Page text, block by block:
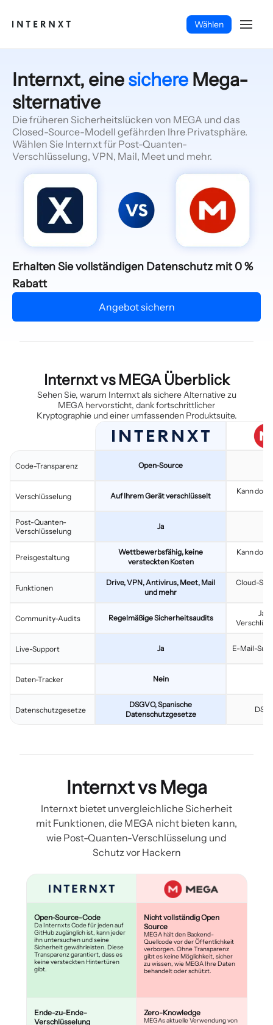
Wählen
Deutsch (DE)
Internxt, einesichere Mega-
slternative
Die früheren Sicherheitslücken von MEGA und das
Closed-Source-Modell gefährden Ihre Privatsphäre.
Wählen Sie Internxt für Post-Quanten-
Verschlüsselung, VPN, Mail, Meet und mehr.
Erhalten Sie vollständigen Datenschutz mit 0 %
Rabatt
Angebot sichern
Internxt vs MEGA Überblick
Sehen Sie, warum Internxt als sichere Alternative zu
MEGA hervorsticht, dank fortschrittlicher
Kryptographie und einer umfassenden Produktsuite.
Code-Transparenz
Verschlüsselung
Post-Quanten-
Verschlüsselung
Preisgestaltung
Funktionen
Community-Audits
Live-Support
Daten-Tracker
Datenschutzgesetze
Open-Source
Auf Ihrem Gerät verschlüsselt
Kann
Ja
Wettbewerbsfähig, keine
versteckten Kosten
Kann
Drive, VPN, Antivirus, Meet, Mail
und mehr
Cloud-
Regelmäßige Sicherheitsaudits
Ja,
Ja E-Mail-
Nein
DSGVO, Spanische
Datenschutzgesetze
Internxt vs Mega
Internxt bietet unvergleichliche Sicherheit
mit Funktionen, die MEGA nicht bieten kann,
wie Post-Quanten-Verschlüsselung und
Schutz vor Hackern
Open-Source-Code
Da Internxts Code für jeden auf
GitHub zugänglich ist, kann jeder
ihn untersuchen und seine
Sicherheit gewährleisten. Diese
Transparenz garantiert, dass es
keine versteckten Hintertüren
gibt.
Ende-zu-Ende-
Verschlüsselung
Nicht vollständig Open
Source
MEGA hält den Backend-
Quellcode vor der Öffentlichkeit
verborgen. Ohne Transparenz
gibt es keine Möglichkeit, sicher
zu wissen, wie MEGA Ihre Daten
behandelt oder schützt.
Zero-Knowledge
MEGAs aktuelle Verwendung von